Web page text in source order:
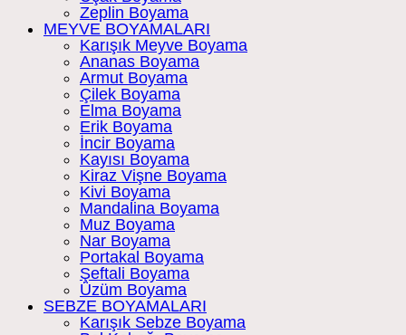
Zeplin Boyama
MEYVE BOYAMALARI
Karışık Meyve Boyama
Ananas Boyama
Armut Boyama
Çilek Boyama
Elma Boyama
Erik Boyama
İncir Boyama
Kayısı Boyama
Kiraz Vişne Boyama
Kivi Boyama
Mandalina Boyama
Muz Boyama
Nar Boyama
Portakal Boyama
Şeftali Boyama
Üzüm Boyama
SEBZE BOYAMALARI
Karışık Sebze Boyama